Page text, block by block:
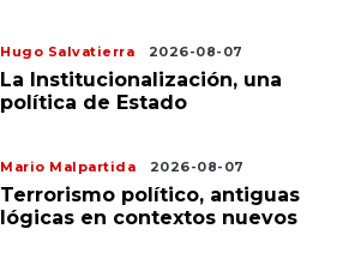
Hugo Salvatierra 2026-08-07
La Institucionalización, una
política de Estado
Mario Malpartida 2026-08-07
Terrorismo político, antiguas
lógicas en contextos nuevos